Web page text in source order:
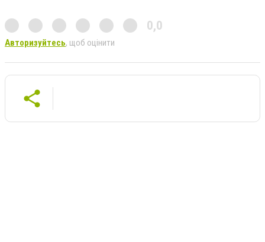
0,0
Авторизуйтесь, щоб оцінити